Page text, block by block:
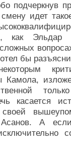
подчеркнув
идет
как Эльдар
бы
Камола,
касается
Асанов. А